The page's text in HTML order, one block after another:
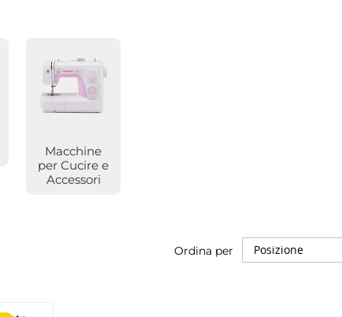
Macchine
per Cucire e
Accessori
Ordina per